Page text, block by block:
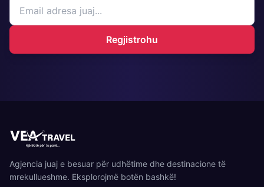
Regjistrohu
Agjencia juaj e besuar për udhëtime dhe destinacione të
mrekullueshme. Eksplorojmë botën bashkë!